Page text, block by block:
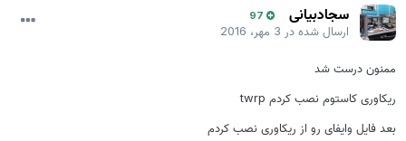
سجادبیانی 97
ارسال شده در3 مهر، 2016
ممنون درست شد
ریکاوری کاستوم نصب کردم twrp
بعد فایل وایفای رو از ریکاوری نصب کردم